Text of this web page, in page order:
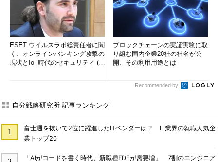
ESET ウイルスラボ総責任者に聞
く、オンラインバンキング攻撃の
現状とIoT時代のセキュリティ (1/
ブロックチェーンの実証実験に取
り組む国内企業20社の社名が公
開、その利用用途とは
Recommended by
自分戦略研究所 記事ランキング
富士通を抜いて2位に躍進したITベンダーは？ IT業界の就職人気企
業トップ20
「AIがコードを書く時代、新職種FDEが需要増」 7割のエンジニア